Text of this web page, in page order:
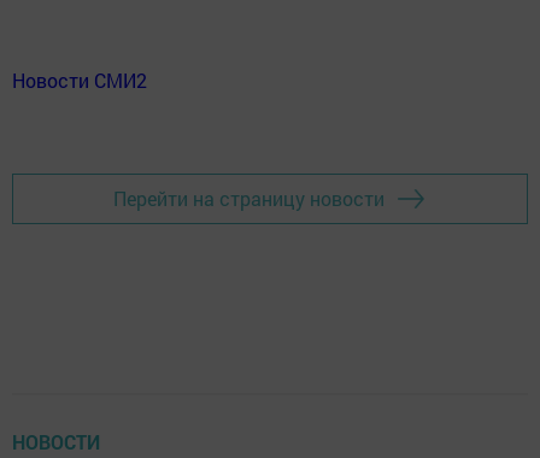
Новости СМИ2
Перейти на страницу новости
НОВОСТИ